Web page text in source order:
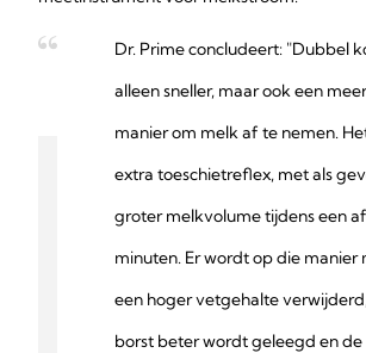
Dr. Prime concludeert: "Dubbel
alleen sneller, maar ook een
manier om melk af te nemen.
extra toeschietreflex, met als
groter melkvolume tijdens een
minuten. Er wordt op die manier
een hoger vetgehalte
borst beter wordt geleegd en